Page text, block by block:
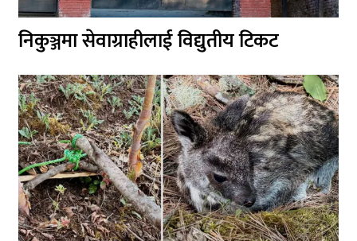
निकुञ्जमा सेवाग्राहीलाई विद्युतीय टिकट